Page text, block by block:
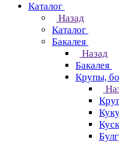
Каталог
Назад
Каталог
Бакалея
Назад
Бакалея
Крупы,